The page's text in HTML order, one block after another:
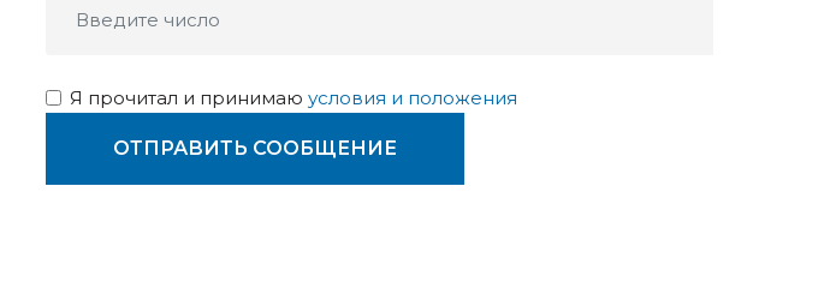
Я прочитал и принимаю условия и положения
ОТПРАВИТЬ СООБЩЕНИЕ